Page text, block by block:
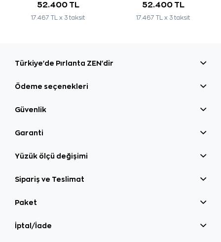
52.400 TL
17.467 TL x 3 taksit
52.400 TL
17.467 TL x 3 taksit
Türkiye'de Pırlanta ZEN'dir
Ödeme seçenekleri
Güvenlik
Garanti
Yüzük ölçü değişimi
Sipariş ve Teslimat
Paket
İptal/İade